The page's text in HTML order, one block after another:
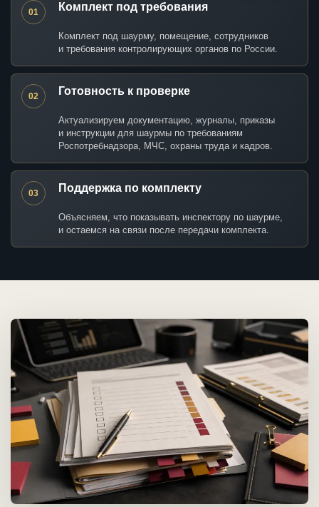
01 Комплект под требования
Комплект под шаурму, помещение, сотрудников
и требования контролирующих органов по России.
02 Готовность к проверке
Актуализируем документацию, журналы, приказы
и инструкции для шаурмы по требованиям
Роспотребнадзора, МЧС, охраны труда и кадров.
03 Поддержка по комплекту
Объясняем, что показывать инспектору по шаурме,
и остаемся на связи после передачи комплекта.